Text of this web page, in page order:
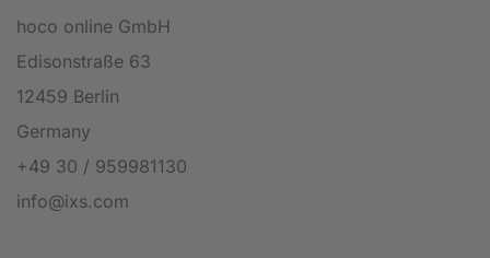
hoco online GmbH
Edisonstraße 63
12459 Berlin
Germany
+49 30 / 959981130
info@ixs.com